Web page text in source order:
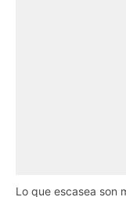
Lo que escasea son